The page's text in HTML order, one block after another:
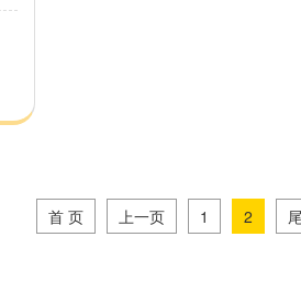
首 页 上一页 1 2